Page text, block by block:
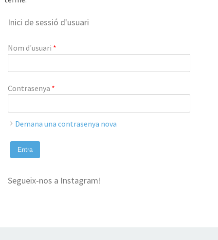
Inici de sessió d'usuari
Nom d'usuari *
Contrasenya *
Demana una contrasenya nova
Segueix-nos a Instagram!